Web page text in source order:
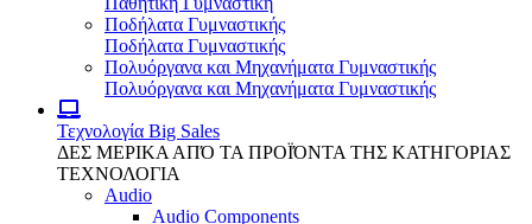
Ποδήλατα Γυμναστικής
Ποδήλατα Γυμναστικής
Πολυόργανα και Μηχανήματα Γυμναστικής
Πολυόργανα και Μηχανήματα Γυμναστικής
Τεχνολογία Big Sales
ΔΕΣ ΜΕΡΙΚΑ ΑΠΌ ΤΑ ΠΡΟΪΌΝΤΑ ΤΗΣ ΚΑΤΗΓΟΡΙΑΣ
ΤΕΧΝΟΛΟΓΙΑ
Audio
Audio Components